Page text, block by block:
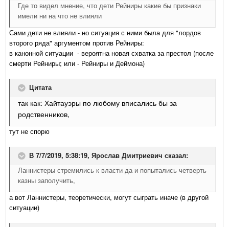
Где то видел мнение, что дети Рейниры какие бы признаки
имели ни на что не влияли
Сами дети не влияли - но ситуация с ними была для "лордов
второго ряда" аргументом против Рейниры:
в канонной ситуации - вероятна новая схватка за престол (после
смерти Рейниры; или - Рейниры и Деймона)
Цитата
так как: Хайтауэры по любому вписались бы за
родственников,
тут не спорю
В 7/7/2019, 5:38:19, Ярослав Дмитриевич сказал:
Ланнистеры стремились к власти да и попытались четверть
казны заполучить,
а вот Ланнистеры, теоретически, могут сыграть иначе (в другой
ситуации)